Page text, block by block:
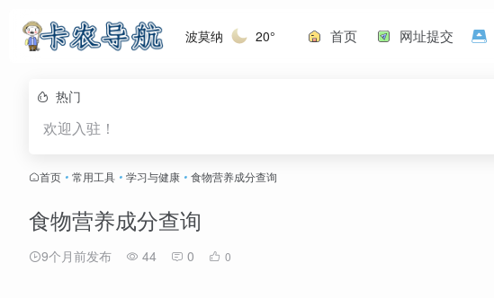
波莫纳 20° 首页 网址提交
热门
欢迎入驻！
首页 • 常用工具 • 学习与健康 • 食物营养成分查询
食物营养成分查询
9个月前发布 44 0 0